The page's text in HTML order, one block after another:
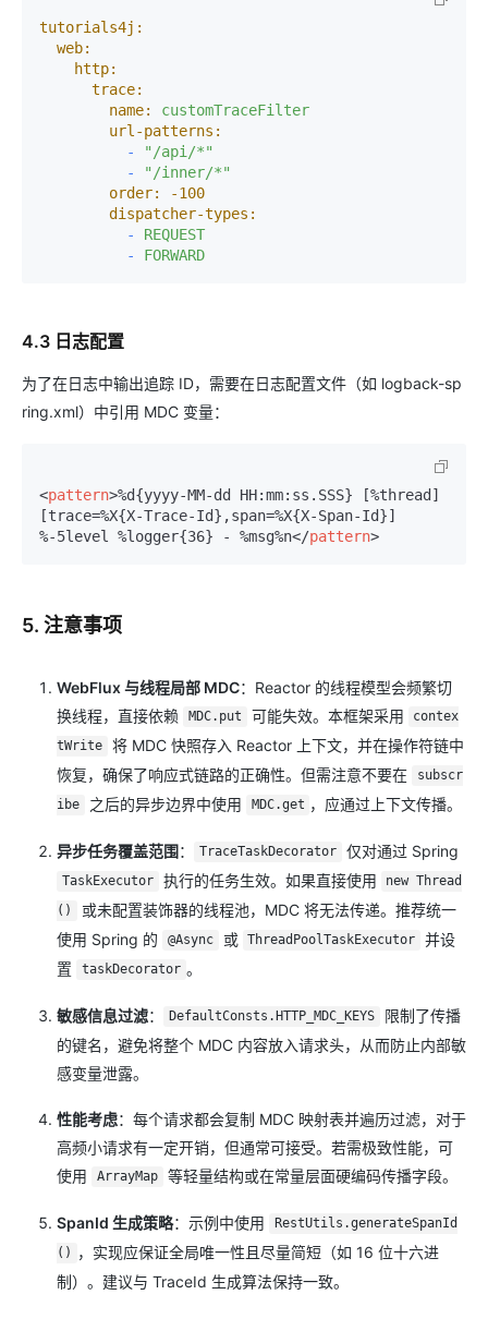
tutorials4j:
web:
http:
trace:
name:
customTraceFilter
url-patterns:
-
"/api/*"
-
"/inner/*"
order:
-100
dispatcher-types:
-
REQUEST
-
FORWARD
4.3 日志配置
为了在日志中输出追踪 ID，需要在日志配置文件（如 logback-sp
ring.xml）中引用 MDC 变量：
<pattern>%d{yyyy-MM-dd HH:mm:ss.SSS} [%thread]
[trace=%X{X-Trace-Id},span=%X{X-Span-Id}]
%-5level %logger{36} - %msg%n</pattern>
5. 注意事项
WebFlux 与线程局部 MDC：Reactor 的线程模型会频繁切
换线程，直接依赖
MDC.put 可能失效。本框架采用
contex
tWrite
将 MDC 快照存入 Reactor 上下文，并在操作符链中
恢复，确保了响应式链路的正确性。但需注意不要在
subscr
ibe
之后的异步边界中使用 MDC.get ，应通过上下文传播。
异步任务覆盖范围： TraceTaskDecorator 仅对通过 Spring
TaskExecutor 执行的任务生效。如果直接使用
new Thread
()
或未配置装饰器的线程池，MDC 将无法传递。推荐统一
使用 Spring 的
@Async 或 ThreadPoolTaskExecutor
并设
置
taskDecorator 。
敏感信息过滤： DefaultConsts.HTTP_MDC_KEYS
限制了传播
的键名，避免将整个 MDC 内容放入请求头，从而防止内部敏
感变量泄露。
性能考虑：每个请求都会复制 MDC 映射表并遍历过滤，对于
高频小请求有一定开销，但通常可接受。若需极致性能，可
使用
ArrayMap 等轻量结构或在常量层面硬编码传播字段。
SpanId 生成策略：示例中使用
RestUtils.generateSpanId
()
，实现应保证全局唯一性且尽量简短（如 16 位十六进
制）。建议与 TraceId 生成算法保持一致。